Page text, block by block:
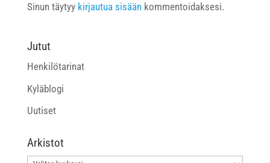
Sinun täytyy kirjautua sisäänkommentoidaksesi.
Jutut
Henkilötarinat
Kyläblogi
Uutiset
Arkistot